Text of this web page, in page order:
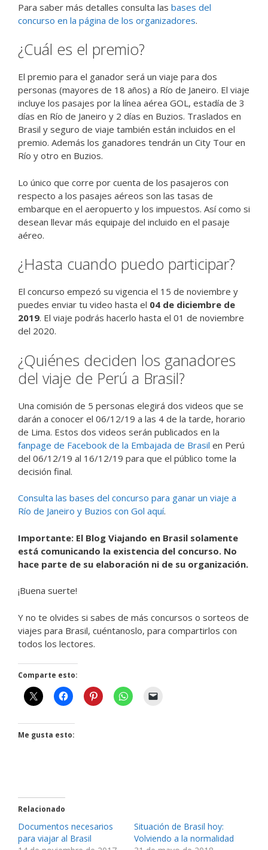
Para saber más detalles consulta las bases del
concurso en la página de los organizadores.
¿Cuál es el premio?
El premio para el ganador será un viaje para dos
personas (mayores de 18 años) a Río de Janeiro. El viaje
incluye los pasajes por la línea aérea GOL, estadía de 3
días en Río de Janeiro y 2 días en Buzios. Traslados en
Brasil y seguro de viaje también están incluidos en el
premio. Además los ganadores tendrán un City Tour en
Río y otro en Buzios.
Lo único que corre por cuenta de los pasajeros con
respecto a los pasajes aéreos son las tasas de
embarque en el aeropuerto y los impuestos. Así como si
desean llevar más equipaje del incluido en el pasaje
aéreo.
¿Hasta cuando puedo participar?
El concurso empezó su vigencia el 15 de noviembre y
puedes enviar tu video hasta el 04 de diciembre de
2019. El viaje podrás hacerlo hasta el 01 de noviembre
del 2020.
¿Quiénes deciden los ganadores
del viaje de Perú a Brasil?
Una comisión de 5 personas elegirá dos videos que se
darán a conocer el 06/12/19 a las 4 de la tarde, horario
de Lima. Estos dos videos serán publicados en la
fanpage de Facebook de la Embajada de Brasil en Perú
del 06/12/19 al 16/12/19 para que el público tome la
decisión final.
Consulta las bases del concurso para ganar un viaje a
Río de Janeiro y Buzios con Gol aquí.
Importante: El Blog Viajando en Brasil solamente
está comunicando la existencia del concurso. No
hace parte de su elaboración ni de su organización.
¡Buena suerte!
Y no te olvides si sabes de más concursos o sorteos de
viajes para Brasil, cuéntanoslo, para compartirlos con
todos los lectores.
Comparte esto:
Me gusta esto:
Relacionado
Documentos necesarios
para viajar al Brasil
Situación de Brasil hoy:
Volviendo a la normalidad